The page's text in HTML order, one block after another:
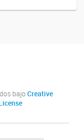
bajo Creative